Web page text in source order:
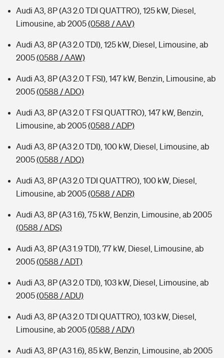
Audi A3, 8P (A3 2.0 TDI QUATTRO), 125 kW, Diesel,
Limousine, ab 2005(0588 / AAV)
Audi A3, 8P (A3 2.0 TDI), 125 kW, Diesel, Limousine, ab
2005(0588 / AAW)
Audi A3, 8P (A3 2.0 T FSI), 147 kW, Benzin, Limousine, ab
2005(0588 / ADO)
Audi A3, 8P (A3 2.0 T FSI QUATTRO), 147 kW, Benzin,
Limousine, ab 2005(0588 / ADP)
Audi A3, 8P (A3 2.0 TDI), 100 kW, Diesel, Limousine, ab
2005(0588 / ADQ)
Audi A3, 8P (A3 2.0 TDI QUATTRO), 100 kW, Diesel,
Limousine, ab 2005(0588 / ADR)
Audi A3, 8P (A3 1.6), 75 kW, Benzin, Limousine, ab 2005
(0588 / ADS)
Audi A3, 8P (A3 1.9 TDI), 77 kW, Diesel, Limousine, ab
2005(0588 / ADT)
Audi A3, 8P (A3 2.0 TDI), 103 kW, Diesel, Limousine, ab
2005(0588 / ADU)
Audi A3, 8P (A3 2.0 TDI QUATTRO), 103 kW, Diesel,
Limousine, ab 2005(0588 / ADV)
Audi A3, 8P (A3 1.6), 85 kW, Benzin, Limousine, ab 2005